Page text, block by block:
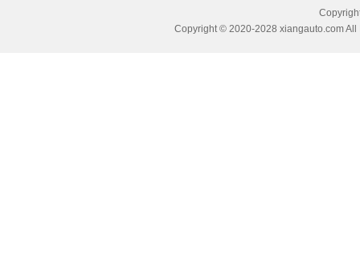
Copyright © 2020-2028 xiangauto.com